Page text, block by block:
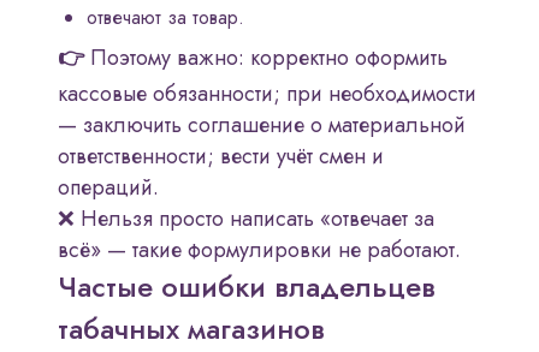
отвечают за товар.
👉Поэтому важно: корректно оформить
кассовые обязанности; при необходимости
— заключить соглашение о материальной
ответственности; вести учёт смен и
операций.
❌ Нельзя просто написать «отвечает за
всё» — такие формулировки не работают.
Частые ошибки владельцев
табачных магазинов